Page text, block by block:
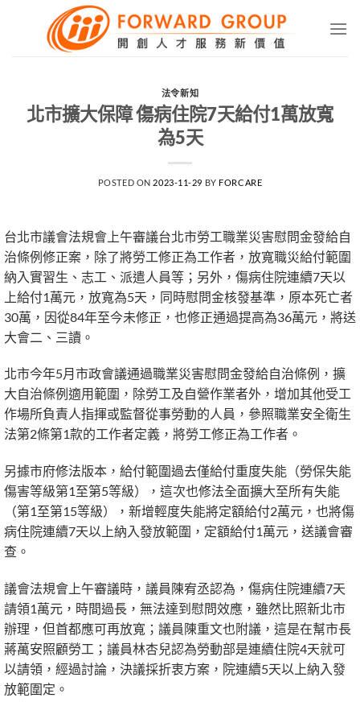
法令新知
北市擴大保障 傷病住院7天給付1萬放寬
為5天
POSTED ON 2023-11-29 BY FORCARE
台北市議會法規會上午審議台北市勞工職業災害慰問金發給自
治條例修正案，除了將勞工修正為工作者，放寬職災給付範圍
納入實習生、志工、派遣人員等；另外，傷病住院連續7天以
上給付1萬元，放寬為5天，同時慰問金核發基準，原本死亡者
30萬，因從84年至今未修正，也修正通過提高為36萬元，將送
大會二、三讀。
北市今年5月市政會議通過職業災害慰問金發給自治條例，擴
大自治條例適用範圍，除勞工及自營作業者外，增加其他受工
作場所負責人指揮或監督從事勞動的人員，參照職業安全衛生
法第2條第1款的工作者定義，將勞工修正為工作者。
另據市府修法版本，給付範圍過去僅給付重度失能（勞保失能
傷害等級第1至第5等級），這次也修法全面擴大至所有失能
（第1至第15等級），新增輕度失能將定額給付2萬元，也將傷
病住院連續7天以上納入發放範圍，定額給付1萬元，送議會審
查。
議會法規會上午審議時，議員陳宥丞認為，傷病住院連續7天
請領1萬元，時間過長，無法達到慰問效應，雖然比照新北市
辦理，但首都應可再放寬；議員陳重文也附議，這是在幫市長
蔣萬安照顧勞工；議員林杏兒認為勞動部是連續住院4天就可
以請領，經過討論，決議採折衷方案，院連續5天以上納入發
放範圍定。